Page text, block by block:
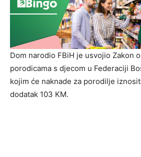
Dom narodio FBiH je usvojio Zakon
porodicama s djecom u Federaciji
kojim će naknade za porodilje
dodatak 103 KM.